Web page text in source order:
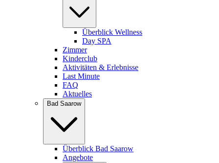
Überblick Wellness
Day SPA
Zimmer
Kinderclub
Aktivitäten & Erlebnisse
Last Minute
FAQ
Aktuelles
Bad Saarow
Überblick Bad Saarow
Angebote